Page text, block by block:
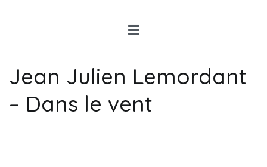
Jean Julien Lemordant
– Dans le vent